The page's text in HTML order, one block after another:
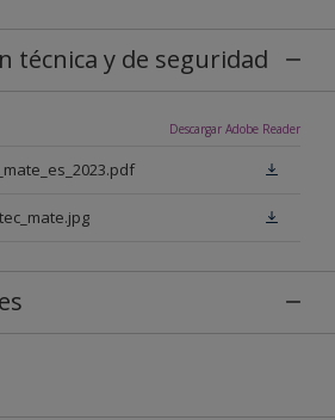
técnica y de seguridad
Descargar Adobe Reader